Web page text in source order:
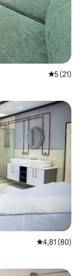
5 de uma
5 (21)
4,81 de uma
4,81 (80)